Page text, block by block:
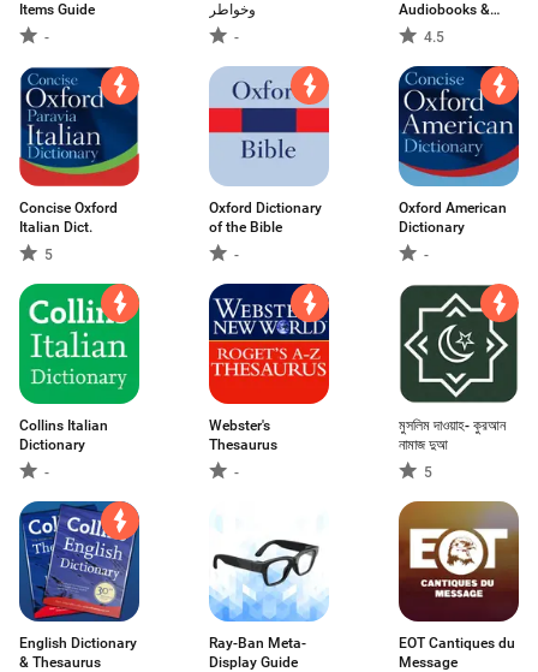
Items Guide
-
وخواطر
-
Audiobooks &
Stories
4.5
Concise Oxford
Italian Dict.
5
Oxford Dictionary
of the Bible
-
Oxford American
Dictionary
-
Collins Italian
Dictionary
-
Webster's
Thesaurus
-
মুসলিম দাওয়াহ- কুরআন
নামাজ দুআ
5
English Dictionary
& Thesaurus
Ray-Ban Meta-
Display Guide
EOT Cantiques du
Message